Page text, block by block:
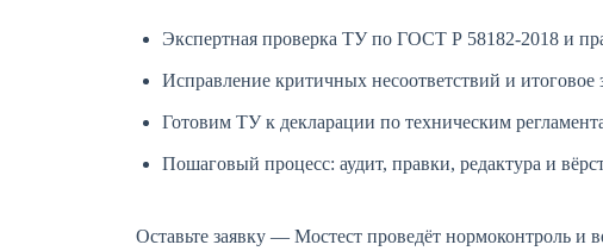
Экспертная проверка ТУ по ГОСТ Р 58182-2018 и
Исправление критичных несоответствий и итоговое
Готовим ТУ к декларации по техническим
Пошаговый процесс: аудит, правки, редактура и
Оставьте заявку — Мостест проведёт нормоконтроль и